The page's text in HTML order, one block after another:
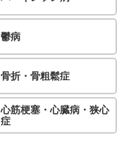
鬱病
骨折・骨粗鬆症
心筋梗塞・心臓病・狭心
症